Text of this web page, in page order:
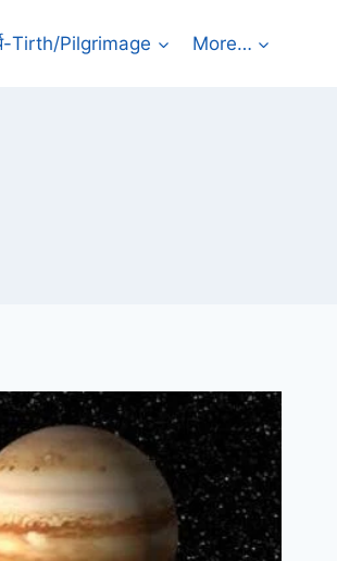
Tirth/Pilgrimage More…